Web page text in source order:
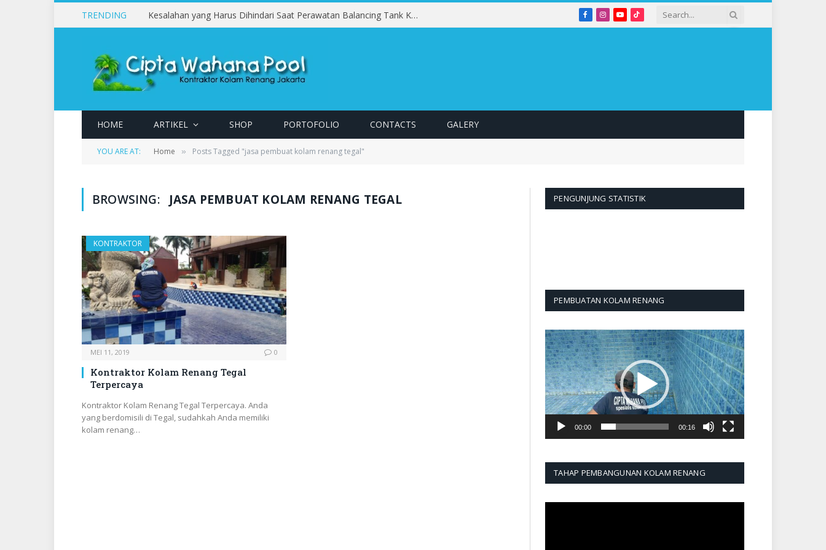
TRENDING Kesalahan yang Harus Dihindari Saat Perawatan Balancing Tank Kolam Renang Facebook
Instagram
YouTubeTikTok
HOME ARTIKEL SHOP PORTOFOLIO CONTACTS GALERY
YOU ARE AT: Home » Posts Tagged "jasa pembuat kolam renang tegal"
BROWSING: JASA PEMBUAT KOLAM RENANG TEGAL
KONTRAKTOR
MEI 11, 2019 0
Kontraktor Kolam Renang Tegal
Terpercaya
Kontraktor Kolam Renang Tegal Terpercaya. Anda
yang berdomisili di Tegal, sudahkah Anda memiliki
kolam renang…
PENGUNJUNG STATISTIK
PEMBUATAN KOLAM RENANG
Pemutar
Video
00:00 00:16
TAHAP PEMBANGUNAN KOLAM RENANG